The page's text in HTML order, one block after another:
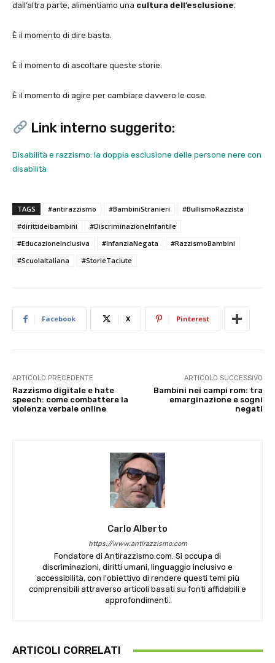
dall’altra parte, alimentiamo una cultura dell’esclusione.
È il momento di dire basta.
È il momento di ascoltare queste storie.
È il momento di agire per cambiare davvero le cose.
Link interno suggerito:
Disabilità e razzismo: la doppia esclusione delle persone nere con
disabilità
TAGS #antirazzismo #BambiniStranieri
#BullismoRazzista
#dirittideibambini
#DiscriminazioneInfantile
#EducazioneInclusiva
#InfanziaNegata
#RazzismoBambini
#ScuolaItaliana
#StorieTaciute
Facebook X Pinterest
ARTICOLO PRECEDENTE
Razzismo digitale e hate
speech: come combattere la
violenza verbale online
ARTICOLO SUCCESSIVO
Bambini nei campi rom: tra
emarginazione e sogni
negati
Carlo Alberto
https://www.antirazzismo.com
Fondatore di Antirazzismo.com. Si occupa di
discriminazioni, diritti umani, linguaggio inclusivo e
accessibilità, con l'obiettivo di rendere questi temi più
comprensibili attraverso articoli basati su fonti affidabili e
approfondimenti.
ARTICOLI CORRELATI